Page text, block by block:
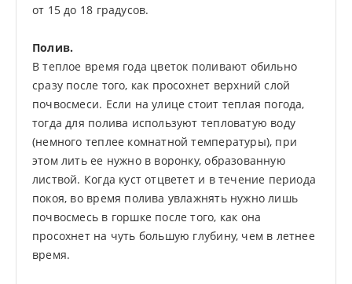
от 15 до 18 градусов.
Полив.
В теплое время года цветок поливают обильно
сразу после того, как просохнет верхний слой
почвосмеси. Если на улице стоит теплая погода,
тогда для полива используют тепловатую воду
(немного теплее комнатной температуры), при
этом лить ее нужно в воронку, образованную
листвой. Когда куст отцветет и в течение периода
покоя, во время полива увлажнять нужно лишь
почвосмесь в горшке после того, как она
просохнет на чуть большую глубину, чем в летнее
время.